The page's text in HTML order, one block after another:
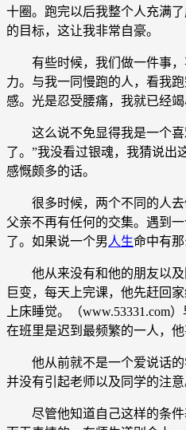
十圈。跑完以后我整个人充满
的目标，这让我非常自豪。
有些时候，我们做一件事，
力。与我一同慢跑的人，看我
感。光是忍受腰痛，我就已经竭
这么说不免显得我是一个喜
了。”我没看过银魂，我猜说出
感慨颇多的话。
很多时候，两个不同的人去
父亲不再有任何的交集。遇到
了。如果说一个男 人生命中有
他从来没有和他的朋友以及
巨变，每天上完课，他先赶回
上床睡觉。（
在班里是迟到最频繁的一人，
他从前就不是一个爱说话的
并没有引起老师以及同学的注
尽管他知道自己这样的条件